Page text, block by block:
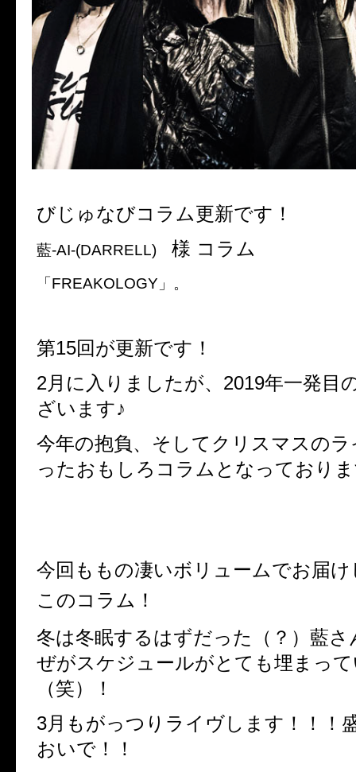
びじゅなびコラム更新です！
藍-AI-(DARRELL) 様 コラム
「FREAKOLOGY」。
第15回が更新です！
2月に入りましたが、2019年一発目
ざいます♪
今年の抱負、そしてクリスマスの
ったおもしろコラムとなっており
今回ももの凄いボリュームでお届
このコラム！
冬は冬眠するはずだった（？）藍
ぜがスケジュールがとても埋まっ
（笑）！
3月もがっつりライヴします！！！
おいで！！